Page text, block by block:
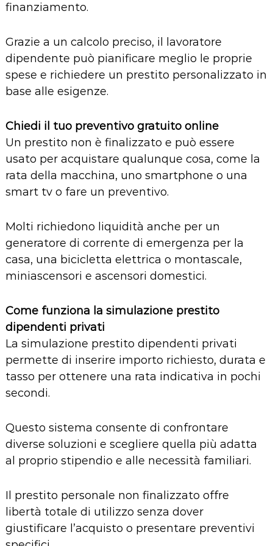
finanziamento.
Grazie a un calcolo preciso, il lavoratore
dipendente può pianificare meglio le proprie
spese e richiedere un prestito personalizzato in
base alle esigenze.
Chiedi il tuo preventivo gratuito online
Un prestito non è finalizzato e può essere
usato per acquistare qualunque cosa, come la
rata della macchina, uno smartphone o una
smart tv o fare un preventivo.
Molti richiedono liquidità anche per un
generatore di corrente di emergenza per la
casa, una bicicletta elettrica o montascale,
miniascensori e ascensori domestici.
Come funziona la simulazione prestito
dipendenti privati
La simulazione prestito dipendenti privati
permette di inserire importo richiesto, durata e
tasso per ottenere una rata indicativa in pochi
secondi.
Questo sistema consente di confrontare
diverse soluzioni e scegliere quella più adatta
al proprio stipendio e alle necessità familiari.
Il prestito personale non finalizzato offre
libertà totale di utilizzo senza dover
giustificare l’acquisto o presentare preventivi